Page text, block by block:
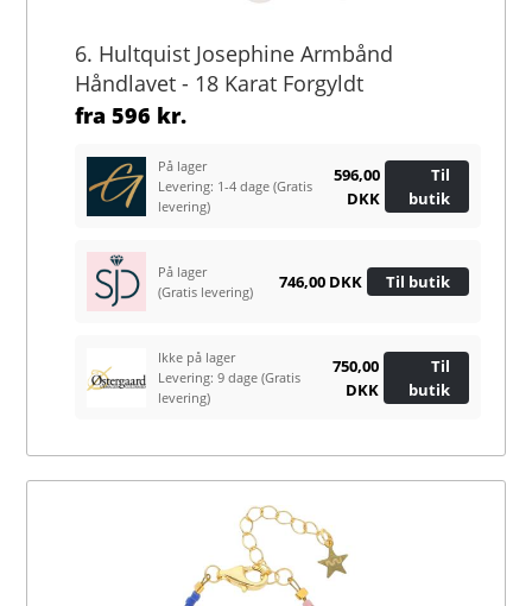
6. Hultquist Josephine Armbånd
Håndlavet - 18 Karat Forgyldt
fra596 kr.
På lager
Levering: 1-4 dage(Gratis
levering)
596,00
DKK
Til
butik
På lager
(Gratis levering)
746,00 DKK Til butik
Ikke på lager
Levering: 9 dage(Gratis
levering)
750,00
DKK
Til
butik